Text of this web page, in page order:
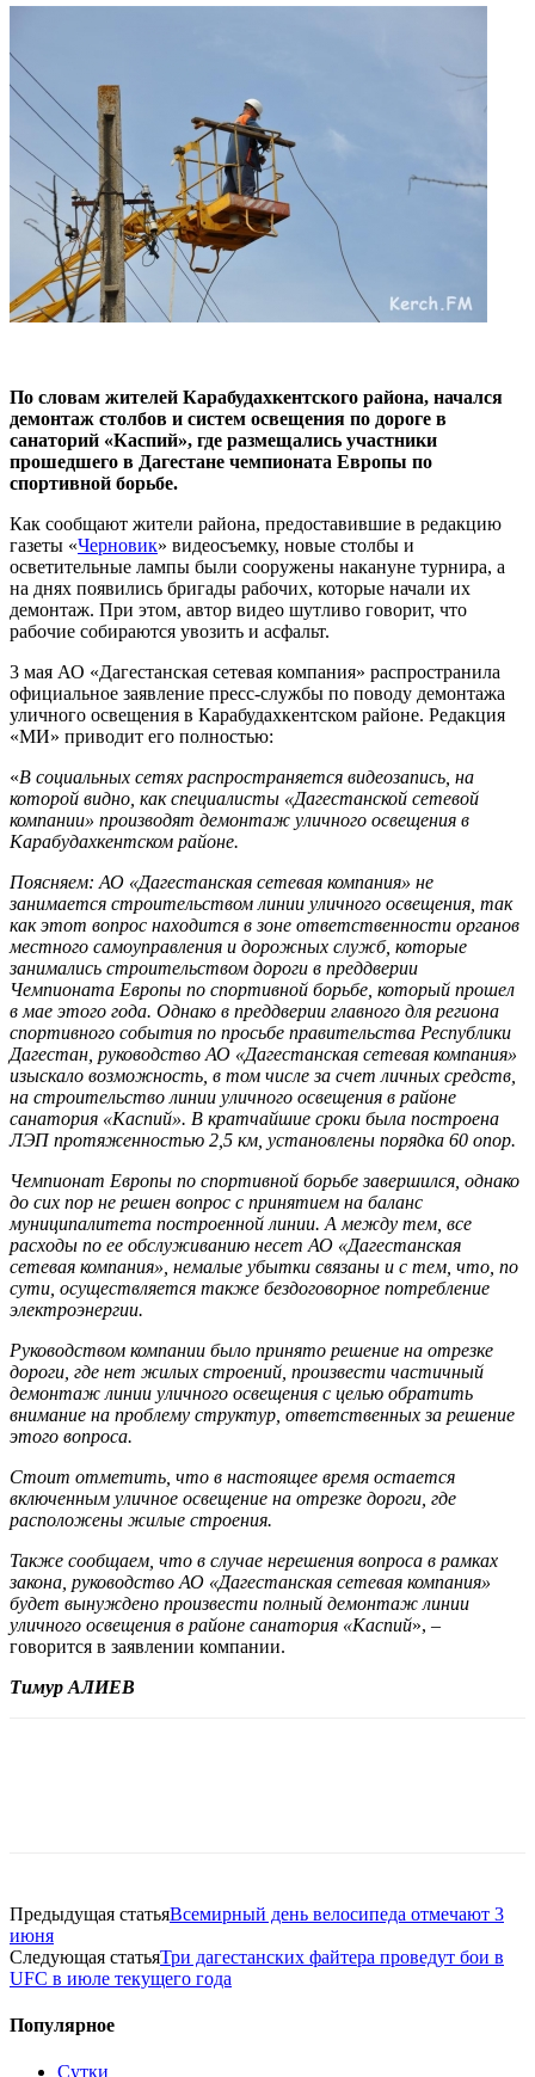
По словам жителей Карабудахкентского района, начался
демонтаж столбов и систем освещения по дороге в
санаторий «Каспий», где размещались участники
прошедшего в Дагестане чемпионата Европы по
спортивной борьбе.
Как сообщают жители района, предоставившие в редакцию
газеты «Черновик» видеосъемку, новые столбы и
осветительные лампы были сооружены накануне турнира, а
на днях появились бригады рабочих, которые начали их
демонтаж. При этом, автор видео шутливо говорит, что
рабочие собираются увозить и асфальт.
3 мая АО «Дагестанская сетевая компания» распространила
официальное заявление пресс-службы по поводу демонтажа
уличного освещения в Карабудахкентском районе. Редакция
«МИ» приводит его полностью:
«В социальных сетях распространяется видеозапись, на
которой видно, как специалисты «Дагестанской сетевой
компании» производят демонтаж уличного освещения в
Карабудахкентском районе.
Поясняем: АО «Дагестанская сетевая компания» не
занимается строительством линии уличного освещения, так
как этот вопрос находится в зоне ответственности органов
местного самоуправления и дорожных служб, которые
занимались строительством дороги в преддверии
Чемпионата Европы по спортивной борьбе, который прошел
в мае этого года. Однако в преддверии главного для региона
спортивного события по просьбе правительства Республики
Дагестан, руководство АО «Дагестанская сетевая компания»
изыскало возможность, в том числе за счет личных средств,
на строительство линии уличного освещения в районе
санатория «Каспий». В кратчайшие сроки была построена
ЛЭП протяженностью 2,5 км, установлены порядка 60 опор.
Чемпионат Европы по спортивной борьбе завершился, однако
до сих пор не решен вопрос с принятием на баланс
муниципалитета построенной линии. А между тем, все
расходы по ее обслуживанию несет АО «Дагестанская
сетевая компания», немалые убытки связаны и с тем, что, по
сути, осуществляется также бездоговорное потребление
электроэнергии.
Руководством компании было принято решение на отрезке
дороги, где нет жилых строений, произвести частичный
демонтаж линии уличного освещения с целью обратить
внимание на проблему структур, ответственных за решение
этого вопроса.
Стоит отметить, что в настоящее время остается
включенным уличное освещение на отрезке дороги, где
расположены жилые строения.
Также сообщаем, что в случае нерешения вопроса в рамках
закона, руководство АО «Дагестанская сетевая компания»
будет вынуждено произвести полный демонтаж линии
уличного освещения в районе санатория «Каспий», –
говорится в заявлении компании.
Тимур АЛИЕВ
Предыдущая статьяВсемирный день велосипеда отмечают 3
июня
Следующая статьяТри дагестанских файтера проведут бои в
UFC в июле текущего года
Популярное
Сутки